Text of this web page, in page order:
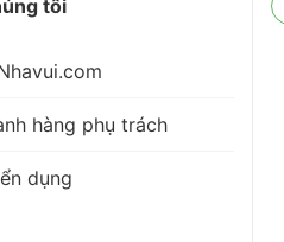
tôi
hàng phụ trách
dụng